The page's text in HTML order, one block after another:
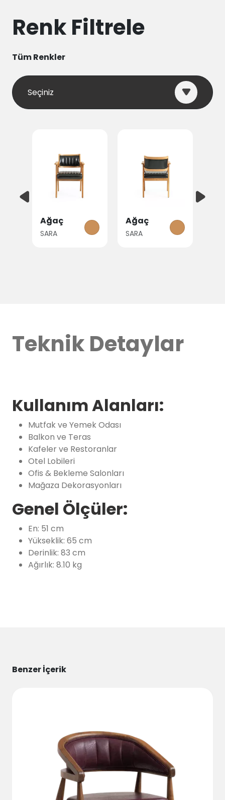
Renk Filtrele
Tüm Renkler
Seçiniz
Ağaç
SARA
Ağaç
SARA
Teknik Detaylar
Kullanım Alanları:
Mutfak ve Yemek Odası
Balkon ve Teras
Kafeler ve Restoranlar
Otel Lobileri
Ofis & Bekleme Salonları
Mağaza Dekorasyonları
Genel Ölçüler:
En: 51 cm
Yükseklik: 65 cm
Derinlik: 83 cm
Ağırlık: 8.10 kg
Benzer İçerik